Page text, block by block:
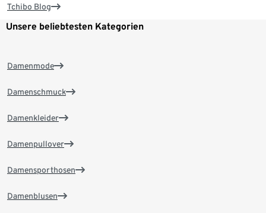
Tchibo Blog
Unsere beliebtesten Kategorien
Damenmode
Damenschmuck
Damenkleider
Damenpullover
Damensporthosen
Damenblusen